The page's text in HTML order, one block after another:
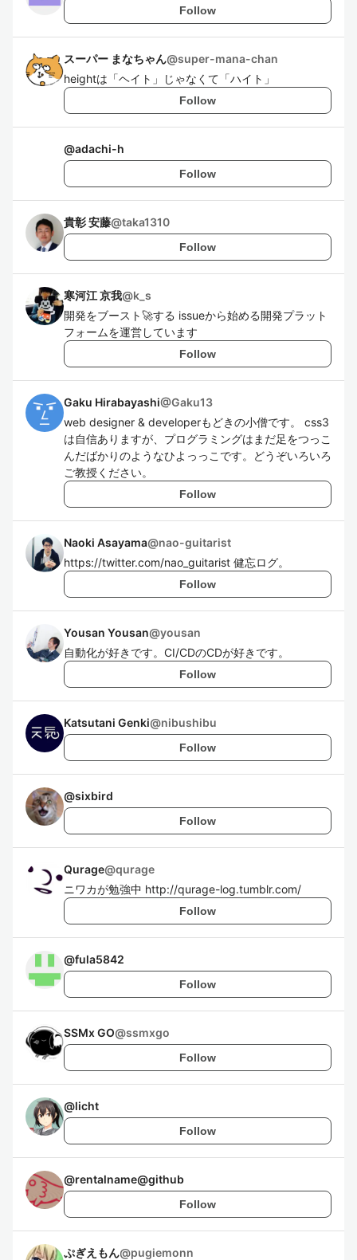
Follow
スーパー まなちゃん@super-mana-chan
heightは「ヘイト」じゃなくて「ハイト」
Follow
@adachi-h
Follow
貴彰 安藤@taka1310
Follow
寒河江 京我@k_s
開発をブースト🚀する issueから始める開発プラット
フォームを運営しています
Follow
Gaku Hirabayashi@Gaku13
web designer & developerもどきの小僧です。 css3
は自信ありますが、プログラミングはまだ足をつっこ
んだばかりのようなひよっっこです。どうぞいろいろ
ご教授ください。
Follow
Naoki Asayama@nao-guitarist
https://twitter.com/nao_guitarist 健忘ログ。
Follow
Yousan Yousan@yousan
自動化が好きです。CI/CDのCDが好きです。
Follow
Katsutani Genki@nibushibu
Follow
@sixbird
Follow
Qurage@qurage
ニワカが勉強中 http://qurage-log.tumblr.com/
Follow
@fula5842
Follow
SSMx GO@ssmxgo
Follow
@licht
Follow
@rentalname@github
Follow
ぷぎえもん@pugiemonn